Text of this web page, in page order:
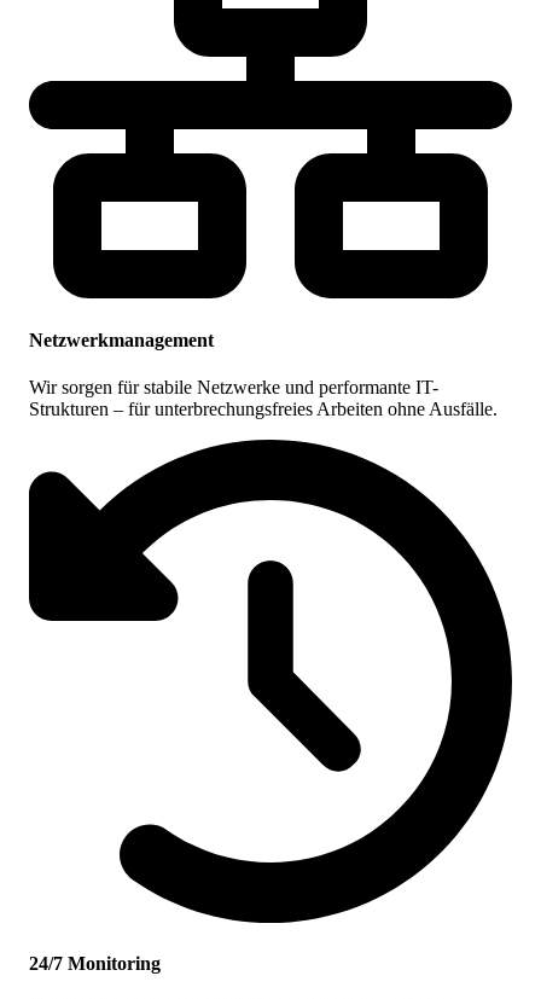
Netzwerkmanagement
Wir sorgen für stabile Netzwerke und performante IT-
Strukturen – für unterbrechungsfreies Arbeiten ohne Ausfälle.
24/7 Monitoring